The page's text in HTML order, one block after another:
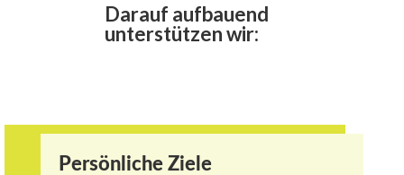
Darauf aufbauend
unterstützen wir:
Persönliche Ziele